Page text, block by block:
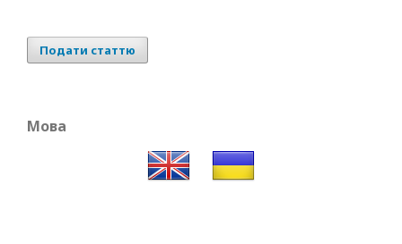
Подати статтю
Мова